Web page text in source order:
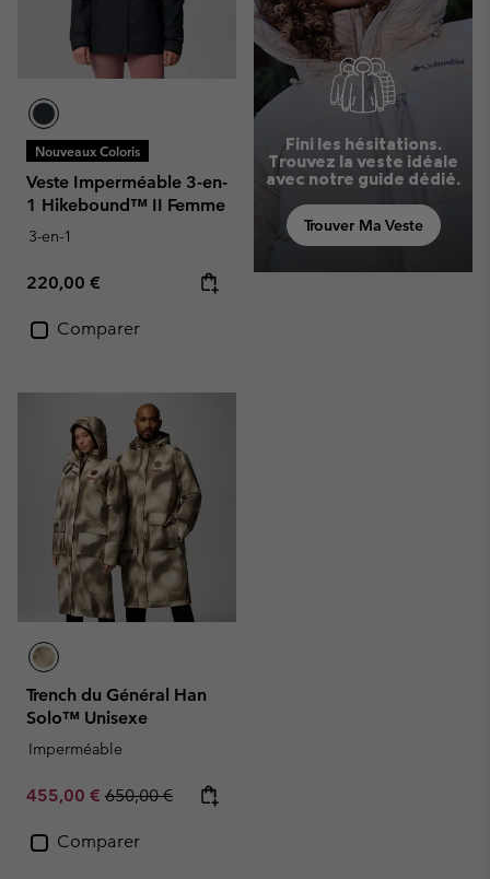
Nouveaux Coloris
Veste Imperméable 3-en-
1 Hikebound™ II Femme
3-en-1
Regular price:
220,00 €
Comparer
Fini les hésitations.
Trouvez la veste idéale
avec notre guide dédié.
Trouver Ma Veste
Trench du Général Han
Solo™ Unisexe
Imperméable
Sale price:
455,00 € Regular price:
650,00 €
Comparer